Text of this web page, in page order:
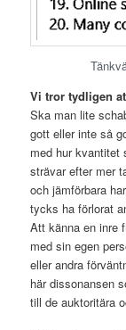
Vi tror tydligen
Ska man lite
gott eller inte så
med hur kvantitet
strävar efter mer
och jämförbara
tycks ha förlorat
Att känna en inre
med sin egen
eller andra
här dissonansen
till de auktoritära